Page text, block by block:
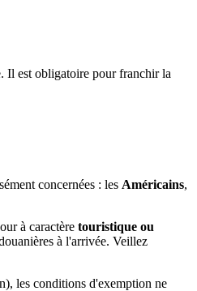
Il est obligatoire pour franchir la
concernées : les Américains,
à caractère touristique ou
à l'arrivée. Veillez
les conditions d'exemption ne